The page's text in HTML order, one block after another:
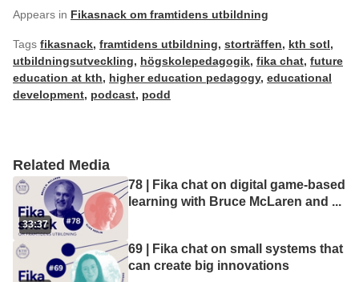
Related Media
33:37
78 | Fika chat on digital game-based
learning with Bruce McLaren and ...
69 | Fika chat on small systems that
can create big innovations
Appears in Fikasnack om framtidens utbildning
Tags fikasnack, framtidens utbildning, storträffen, kth sotl,
utbildningsutveckling, högskolepedagogik, fika chat, future
education at kth, higher education pedagogy, educational
development, podcast, podd